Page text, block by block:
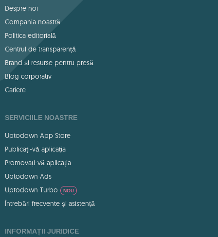
Despre noi
Compania noastră
Politica editorială
Centrul de transparență
Brand și resurse pentru presă
Blog corporativ
Cariere
SERVICIILE NOASTRE
Uptodown App Store
Publicați-vă aplicația
Promovați-vă aplicația
Uptodown Ads
Uptodown Turbo
NOU
Întrebări frecvente și asistență
INFORMAȚII JURIDICE